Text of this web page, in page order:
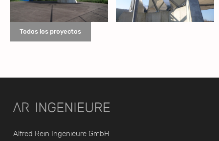
Todos los proyectos
Alfred Rein Ingenieure GmbH